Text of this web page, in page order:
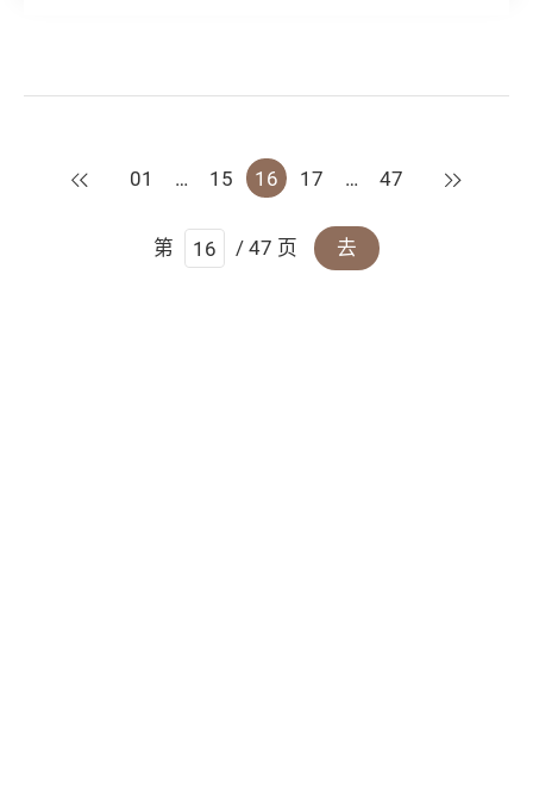
上一页
01 … 15 16 17 … 47 下一页
第 / 47 页 去